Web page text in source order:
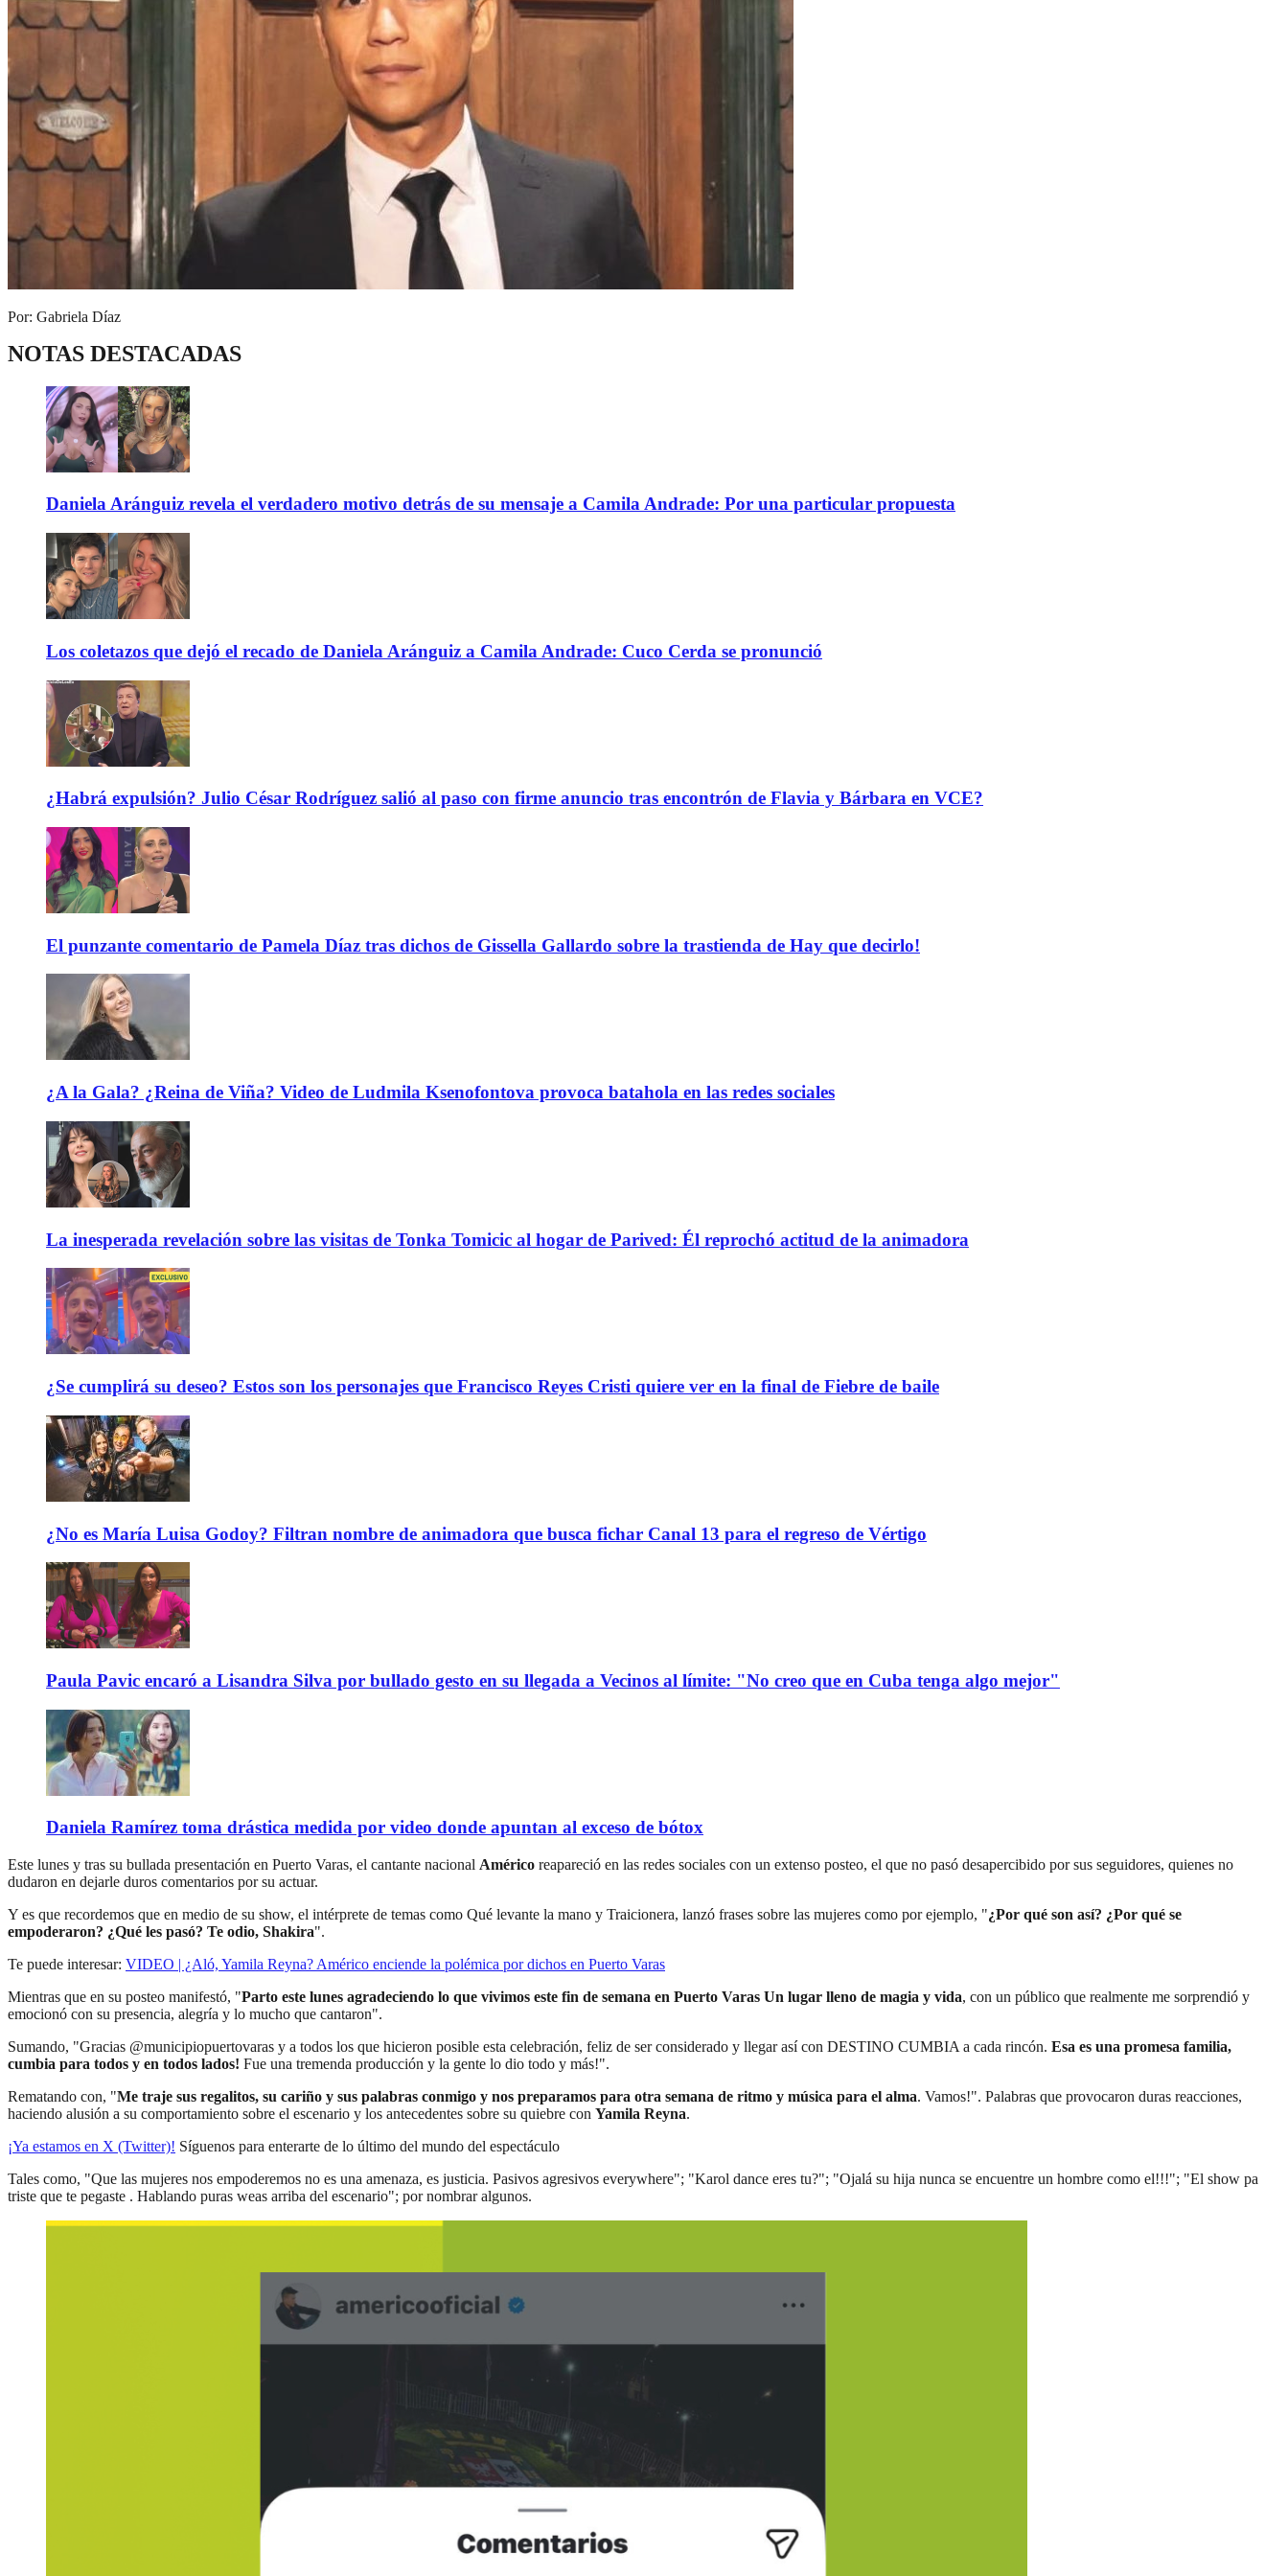
Por: Gabriela Díaz
NOTAS DESTACADAS
Daniela Aránguiz revela el verdadero motivo detrás de su mensaje a Camila Andrade: Por una particular propuesta
Los coletazos que dejó el recado de Daniela Aránguiz a Camila Andrade: Cuco Cerda se pronunció
¿Habrá expulsión? Julio César Rodríguez salió al paso con firme anuncio tras encontrón de Flavia y Bárbara en VCE?
El punzante comentario de Pamela Díaz tras dichos de Gissella Gallardo sobre la trastienda de Hay que decirlo!
¿A la Gala? ¿Reina de Viña? Video de Ludmila Ksenofontova provoca batahola en las redes sociales
La inesperada revelación sobre las visitas de Tonka Tomicic al hogar de Parived: Él reprochó actitud de la animadora
¿Se cumplirá su deseo? Estos son los personajes que Francisco Reyes Cristi quiere ver en la final de Fiebre de baile
¿No es María Luisa Godoy? Filtran nombre de animadora que busca fichar Canal 13 para el regreso de Vértigo
Paula Pavic encaró a Lisandra Silva por bullado gesto en su llegada a Vecinos al límite: "No creo que en Cuba tenga algo mejor"
Daniela Ramírez toma drástica medida por video donde apuntan al exceso de bótox
Este lunes y tras su bullada presentación en Puerto Varas, el cantante nacional Américo reapareció en las redes sociales con un extenso posteo, el que no pasó desapercibido por sus seguidores, quienes no
dudaron en dejarle duros comentarios por su actuar.
Y es que recordemos que en medio de su show, el intérprete de temas como Qué levante la mano y Traicionera, lanzó frases sobre las mujeres como por ejemplo, "¿Por qué son así? ¿Por qué se
empoderaron? ¿Qué les pasó? Te odio, Shakira".
Te puede interesar: VIDEO | ¿Aló, Yamila Reyna? Américo enciende la polémica por dichos en Puerto Varas
Mientras que en su posteo manifestó, "Parto este lunes agradeciendo lo que vivimos este fin de semana en Puerto Varas Un lugar lleno de magia y vida, con un público que realmente me sorprendió y
emocionó con su presencia, alegría y lo mucho que cantaron".
Sumando, "Gracias @municipiopuertovaras y a todos los que hicieron posible esta celebración, feliz de ser considerado y llegar así con DESTINO CUMBIA a cada rincón. Esa es una promesa familia,
cumbia para todos y en todos lados! Fue una tremenda producción y la gente lo dio todo y más!".
Rematando con, "Me traje sus regalitos, su cariño y sus palabras conmigo y nos preparamos para otra semana de ritmo y música para el alma. Vamos!". Palabras que provocaron duras reacciones,
haciendo alusión a su comportamiento sobre el escenario y los antecedentes sobre su quiebre con Yamila Reyna.
¡Ya estamos en X (Twitter)! Síguenos para enterarte de lo último del mundo del espectáculo
Tales como, "Que las mujeres nos empoderemos no es una amenaza, es justicia. Pasivos agresivos everywhere"; "Karol dance eres tu?"; "Ojalá su hija nunca se encuentre un hombre como el!!!"; "El show pa
triste que te pegaste . Hablando puras weas arriba del escenario"; por nombrar algunos.